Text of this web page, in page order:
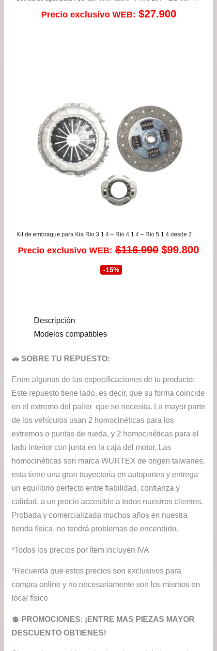
Precio exclusivo WEB: $27.900
Precio exclusivo WEB: $116.990 El
$99.800El
-15%
Descripción
Modelos compatibles
🚗 SOBRE TU REPUESTO:
Entre algunas de las especificaciones de tu producto:
Este repuesto tiene lado, es decir, que su forma coincide
en el extremo del palier que se necesita. La mayor parte
de los vehículos usan 2 homocinéticas para los
extremos o puntas de rueda, y 2 homocinéticas para el
lado interior con junta en la caja del motor. Las
homocinéticas son marca WURTEX de origen taiwanes,
esta tiene una gran trayectoria en autopartes y entrega
un equilibrio perfecto entre fiabilidad, confianza y
calidad, a un precio accesible a todos nuestros clientes.
Probada y comercializada muchos años en nuestra
tienda física, no tendrá problemas de encendido.
*Todos los precios por ítem incluyen IVA
*Recuerda que estos precios son exclusivos para
compra online y no necesariamente son los mismos en
local físico
💲​ PROMOCIONES: ¡ENTRE MAS PIEZAS MAYOR
DESCUENTO OBTIENES!